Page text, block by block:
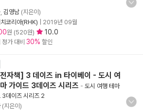
김영남 (지은이)
코리아(RHK)
2019년 09월
원 (520원) 10.0
가 대비 30% 할인
자책] 3 데이즈 in 타이베이 - 도시 여
가이드 3데이즈 시리즈 - 도시 여행 테마
3데이즈 시리즈 2
(지은이)